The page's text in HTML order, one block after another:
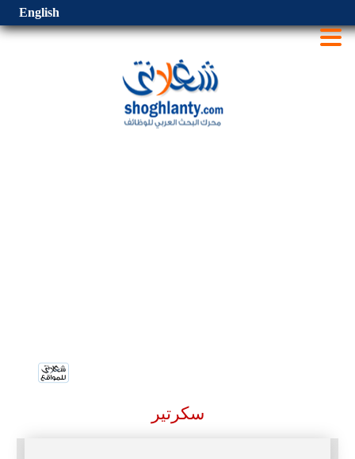
English
سكرتير